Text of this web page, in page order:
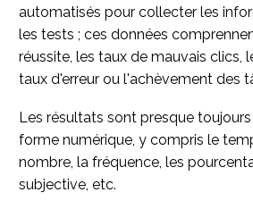
automatisés pour collecter les
les tests ; ces données
réussite, les taux de mauvais clics,
taux d'erreur ou l'achèvement des
Les résultats sont presque
forme numérique, y compris le
nombre, la fréquence, les
subjective, etc.